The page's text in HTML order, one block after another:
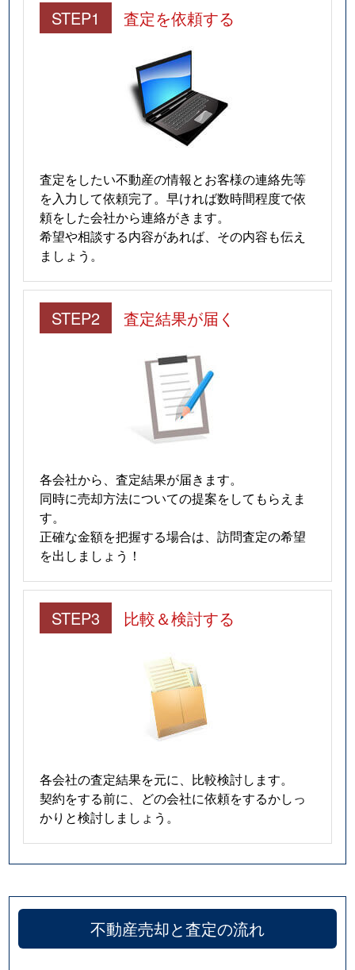
STEP1 査定を依頼する
査定をしたい不動産の情報とお客様の連絡先等
を入力して依頼完了。早ければ数時間程度で依
頼をした会社から連絡がきます。
希望や相談する内容があれば、その内容も伝え
ましょう。
STEP2 査定結果が届く
各会社から、査定結果が届きます。
同時に売却方法についての提案をしてもらえま
す。
正確な金額を把握する場合は、訪問査定の希望
を出しましょう！
STEP3 比較＆検討する
各会社の査定結果を元に、比較検討します。
契約をする前に、どの会社に依頼をするかしっ
かりと検討しましょう。
不動産売却と査定の流れ